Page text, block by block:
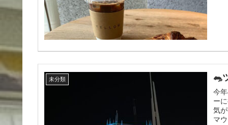
未分類 🐀
今
ー
気
マ